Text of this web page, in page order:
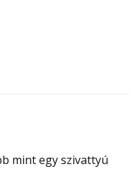
mint egy szivattyú